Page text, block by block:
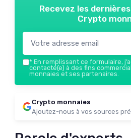
Recevez les
Crypto
* En remplissant ce formulaire,
contacté(e) à des fins
monnaies et ses partenaires.
Crypto monnaies
Ajoutez-nous à vos sources